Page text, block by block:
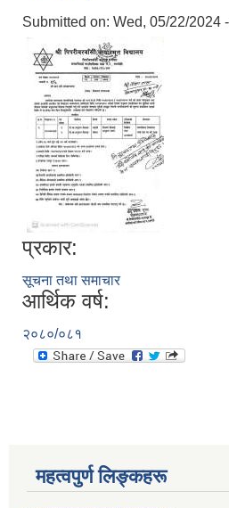
Submitted on: Wed, 05/22/2024
प्रकार:
सूचना तथा समाचार
आर्थिक वर्ष:
२०८०/०८१
महत्वपुर्ण लिङ्कहरू